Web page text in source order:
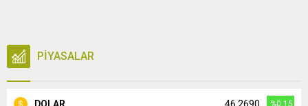
PİYASALAR
%0,15